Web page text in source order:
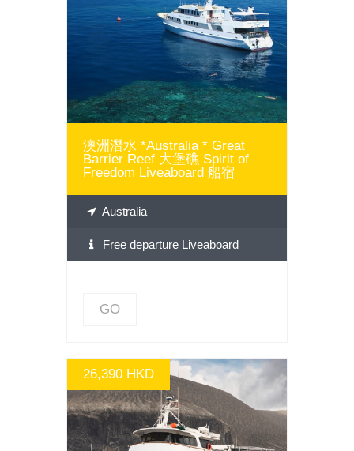
GO
澳洲潛水 *Australia * Great
Barrier Reef 大堡礁 Spirit of
Freedom Liveaboard 船宿
Australia
Free departure Liveaboard
GO
26,390 HKD
GO